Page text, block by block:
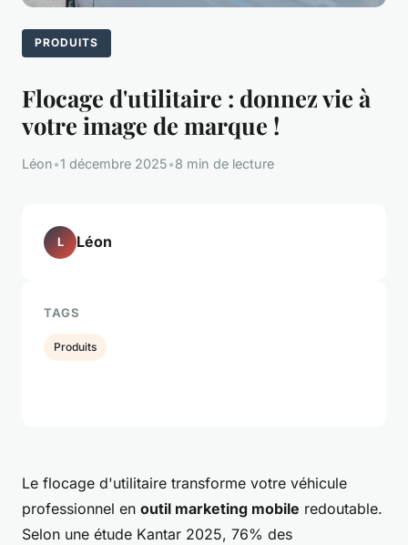
PRODUITS
Flocage d'utilitaire : donnez vie à
votre image de marque !
Léon•1 décembre 2025•8 min de lecture
Le flocage d'utilitaire transforme votre véhicule
professionnel en outil marketing mobile redoutable.
Selon une étude Kantar 2025, 76% des
L Léon
TAGS
Produits